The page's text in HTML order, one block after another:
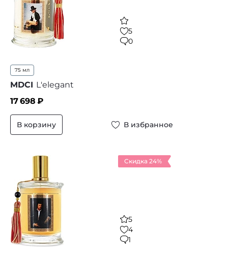
5
0
75 мл
MDCI L'elegant
17 698 ₽
В корзину В избранное
Скидка 24%
5
4
1